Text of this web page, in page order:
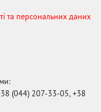
та персональних даних
(044) 207-33-05, +38